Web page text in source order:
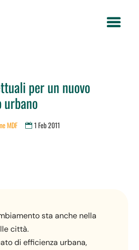
per un nuovo
MDF 1 Feb 2011
sta anche nella
città.
di efficienza urbana,